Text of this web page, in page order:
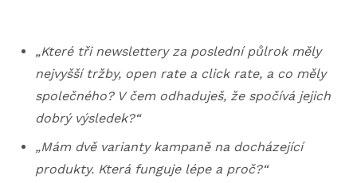
„Které tři newslettery za poslední půlrok měly
nejvyšší tržby, open rate a click rate, a co měly
společného? V čem odhaduješ, že spočívá jejich
dobrý výsledek?“
„Mám dvě varianty kampaně na docházející
produkty. Která funguje lépe a proč?“